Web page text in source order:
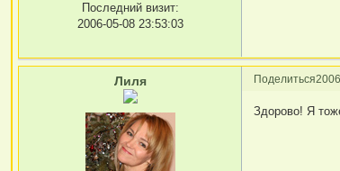
Последний визит:
2006-05-08 23:53:03
Поделиться
Лиля
Здорово! Я